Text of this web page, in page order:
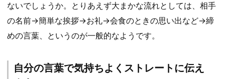
ないでしょうか。とりあえず大まかな流れとしては、相手
の名前→簡単な挨拶→お礼→会食のときの思い出など→締
めの言葉、というのが一般的なようです。
自分の言葉で気持ちよくストレートに伝え